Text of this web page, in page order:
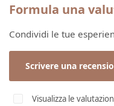
Formula una
Condividi le tue
Scrivere una
Visualizza le